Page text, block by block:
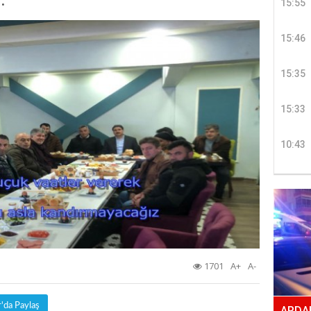
A-
A+
1701
Paylaş
15:55
15:46
15:35
15:33
10:43